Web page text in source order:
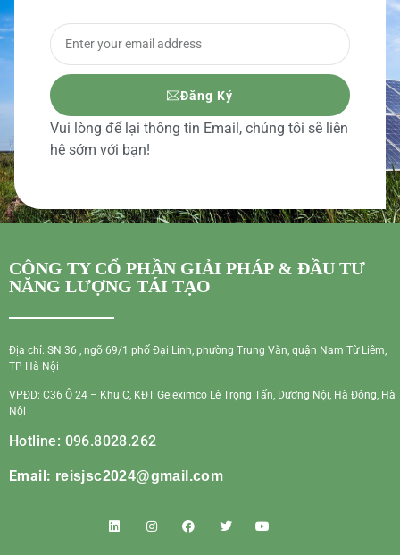
Đăng Ký
Vui lòng để lại thông tin Email, chúng tôi sẽ liên
hệ sớm với bạn!
CÔNG TY CỔ PHẦN GIẢI PHÁP & ĐẦU TƯ
NĂNG LƯỢNG TÁI TẠO
Địa chỉ: SN 36 , ngõ 69/1 phố Đại Linh, phường Trung Văn, quận Nam Từ Liêm,
TP Hà Nội
VPĐD: C36 Ô 24 – Khu C, KĐT Geleximco Lê Trọng Tấn, Dương Nội, Hà Đông, Hà
Nội
Hotline: 096.8028.262
Email: reisjsc2024@gmail.com